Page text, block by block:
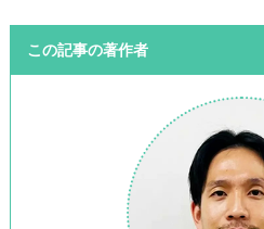
この記事の著作者